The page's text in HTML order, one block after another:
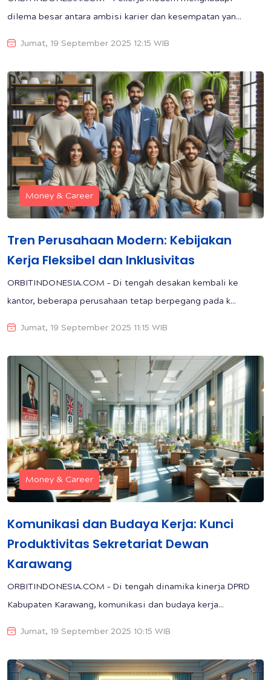
dilema besar antara ambisi karier dan kesempatan yan...
Jumat, 19 September 2025 12:15 WIB
Money & Career
Tren Perusahaan Modern: Kebijakan
Kerja Fleksibel dan Inklusivitas
ORBITINDONESIA.COM – Di tengah desakan kembali ke
kantor, beberapa perusahaan tetap berpegang pada k...
Jumat, 19 September 2025 11:15 WIB
Money & Career
Komunikasi dan Budaya Kerja: Kunci
Produktivitas Sekretariat Dewan
Karawang
ORBITINDONESIA.COM – Di tengah dinamika kinerja DPRD
Kabupaten Karawang, komunikasi dan budaya kerja...
Jumat, 19 September 2025 10:15 WIB